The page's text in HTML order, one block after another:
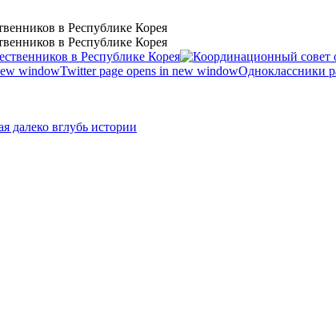
в Республике Корея
в Республике Корея
windowTwitter page opens in new windowОдноклассники
далеко вглубь истории